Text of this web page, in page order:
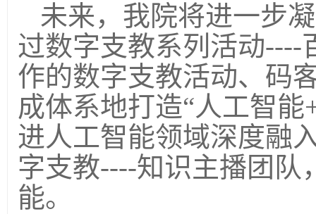
未来，我院将进一步
过数字支教系列活动----
作的数字支教活动、码
成体系地打造“人工智
进人工智能领域深度融
字支教----知识主播团队
能。